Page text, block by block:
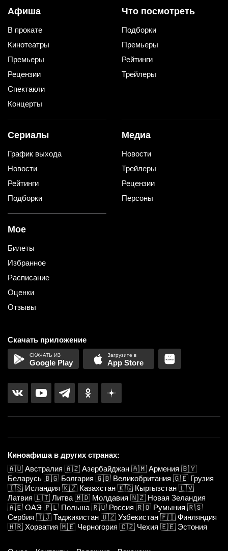
Афиша
В прокате
Кинотеатры
Премьеры
Рецензии
Спектакли
Концерты
Что посмотреть
Подборки
Премьеры
Рейтинги
Трейлеры
Сериалы
График выхода
Новости
Рейтинги
Подборки
Медиа
Новости
Трейлеры
Рецензии
Персоны
Мое
Билеты
Избранное
Расписание
Оценки
Отзывы
Скачать приложение
Google Play App Store
Киноафиша в других странах:
🇦🇺 Австралия 🇦🇿 Азербайджан 🇦🇲 Армения 🇧🇾
Беларусь 🇧🇬 Болгария 🇬🇧 Великобритания 🇬🇪 Грузия
🇮🇸 Исландия 🇰🇿 Казахстан 🇰🇬 Кыргызстан 🇱🇻
Латвия 🇱🇹 Литва 🇲🇩 Молдавия 🇳🇿 Новая Зеландия
🇦🇪 ОАЭ 🇵🇱 Польша 🇷🇺 Россия 🇷🇴 Румыния 🇷🇸
Сербия 🇹🇯 Таджикистан 🇺🇿 Узбекистан 🇫🇮 Финляндия
🇭🇷 Хорватия 🇲🇪 Черногория 🇨🇿 Чехия 🇪🇪 Эстония